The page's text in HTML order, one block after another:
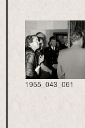
1955_043_061